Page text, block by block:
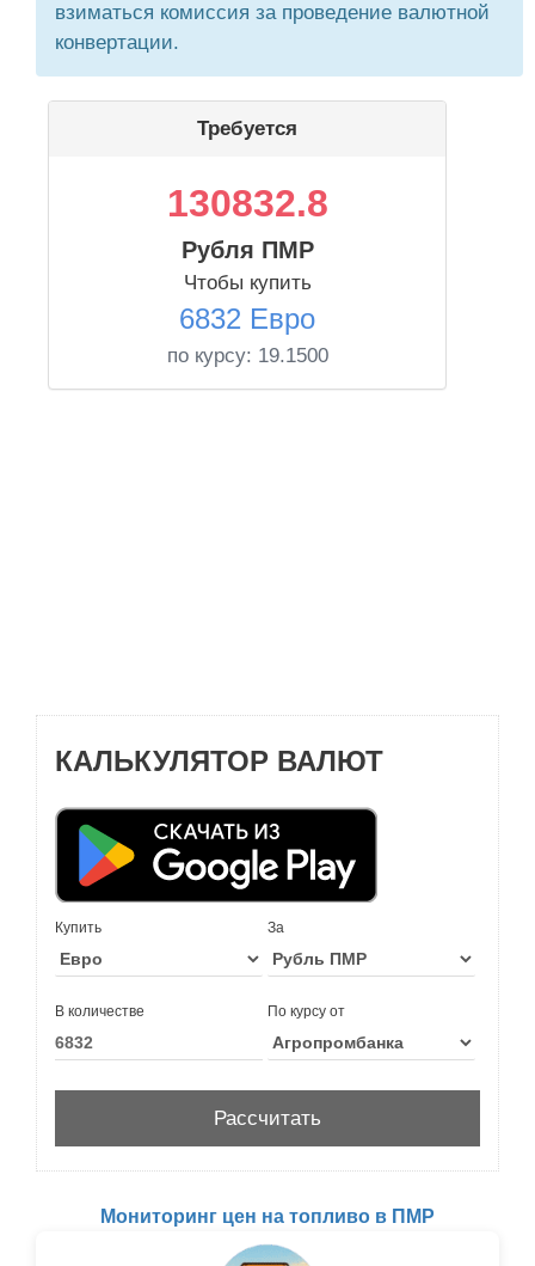
взиматься комиссия за проведение валютной
конвертации.
Требуется
130832.8
Рубля ПМР
Чтобы купить
6832 Евро
по курсу: 19.1500
КАЛЬКУЛЯТОР ВАЛЮТ
Купить За
В количестве По курсу от
Мониторинг цен на топливо в ПМР